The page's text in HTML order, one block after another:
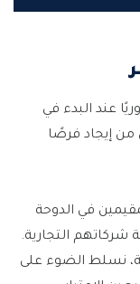
عند البدء في
إيجاد فرصًا
في الدوحة
شركاتهم التجارية.
نسلط الضوء على